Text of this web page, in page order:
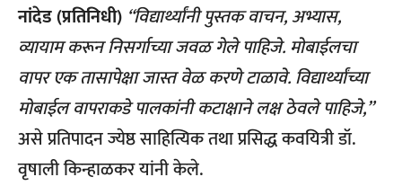
नांदेड (प्रतिनिधी) “विद्यार्थ्यांनी पुस्तक वाचन, अभ्यास,
व्यायाम करून निसर्गाच्या जवळ गेले पाहिजे. मोबाईलचा
वापर एक तासापेक्षा जास्त वेळ करणे टाळावे. विद्यार्थ्यांच्या
मोबाईल वापराकडे पालकांनी कटाक्षाने लक्ष ठेवले पाहिजे,”
असे प्रतिपादन ज्येष्ठ साहित्यिक तथा प्रसिद्ध कवयित्री डॉ.
वृषाली किन्हाळकर यांनी केले.